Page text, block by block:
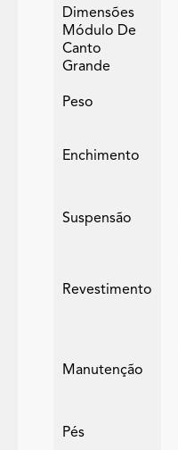
Dimensões
Módulo De
Canto
Grande
Peso
Enchimento
Suspensão
Revestimento
Manutenção
Pés